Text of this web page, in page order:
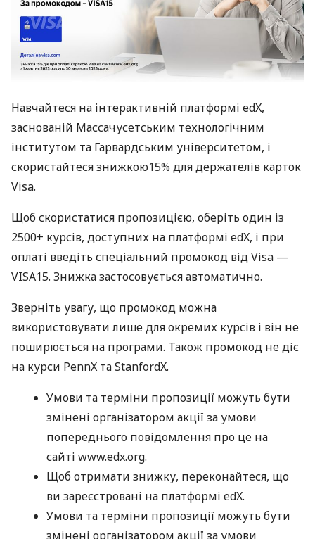
Навчайтеся на інтерактивній платформі edX,
заснованій Массачусетським технологічним
інститутом та Гарвардським університетом, і
скористайтеся знижкою15% для держателів карток
Visa.
Щоб скористатися пропозицією, оберіть один із
2500+ курсів, доступних на платформі edX, і при
оплаті введіть спеціальний промокод від Visa —
VISA15. Знижка застосовується автоматично.
Зверніть увагу, що промокод можна
використовувати лише для окремих курсів і він не
поширюється на програми. Також промокод не діє
на курси PennX та StanfordX.
Умови та терміни пропозиції можуть бути
змінені організатором акції за умови
попереднього повідомлення про це на
сайті www.edx.org.
Щоб отримати знижку, переконайтеся, що
ви зареєстровані на платформі edX.
Умови та терміни пропозиції можуть бути
змінені організатором акції за умови